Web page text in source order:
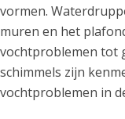
vormen.
muren en het
vochtproblemen tot
schimmels zijn
vochtproblemen in